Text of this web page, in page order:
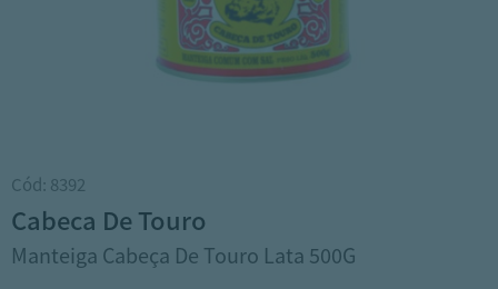
Cód: 8392
cabeca de touro
Manteiga Cabeça De Touro Lata 500G